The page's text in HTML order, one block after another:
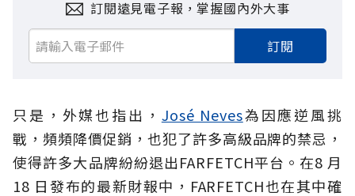
訂閱遠見電子報，掌握國內外大事
訂閱
只是，外媒也指出， José Neves為因應逆風挑
戰，頻頻降價促銷，也犯了許多高級品牌的禁忌，
使得許多大品牌紛紛退出FARFETCH平台。在8 月
18 日發布的最新財報中，FARFETCH也在其中確